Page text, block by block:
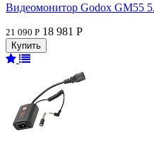
Видеомонитор Godox GM55
21 090 Р 18 981 Р